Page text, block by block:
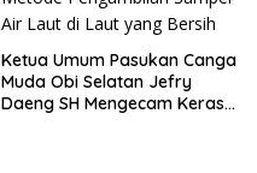
Ketua Umum Pasukan Canga
Muda Obi Selatan Jefry
Daeng SH Mengecam Keras